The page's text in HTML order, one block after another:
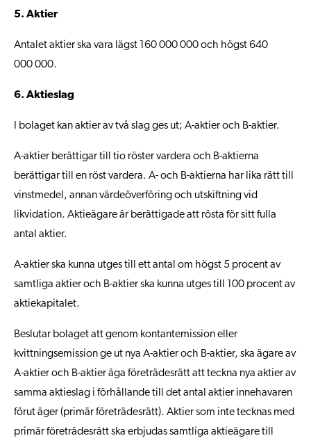
5. Aktier
Antalet aktier ska vara lägst 160 000 000 och högst 640
000 000.
6. Aktieslag
I bolaget kan aktier av två slag ges ut; A-aktier och B-aktier.
A-aktier berättigar till tio röster vardera och B-aktierna
berättigar till en röst vardera. A- och B-aktierna har lika rätt till
vinstmedel, annan värdeöverföring och utskiftning vid
likvidation. Aktieägare är berättigade att rösta för sitt fulla
antal aktier.
A-aktier ska kunna utges till ett antal om högst 5 procent av
samtliga aktier och B-aktier ska kunna utges till 100 procent av
aktiekapitalet.
Beslutar bolaget att genom kontantemission eller
kvittningsemission ge ut nya A-aktier och B-aktier, ska ägare av
A-aktier och B-aktier äga företrädesrätt att teckna nya aktier av
samma aktieslag i förhållande till det antal aktier innehavaren
förut äger (primär företrädesrätt). Aktier som inte tecknas med
primär företrädesrätt ska erbjudas samtliga aktieägare till